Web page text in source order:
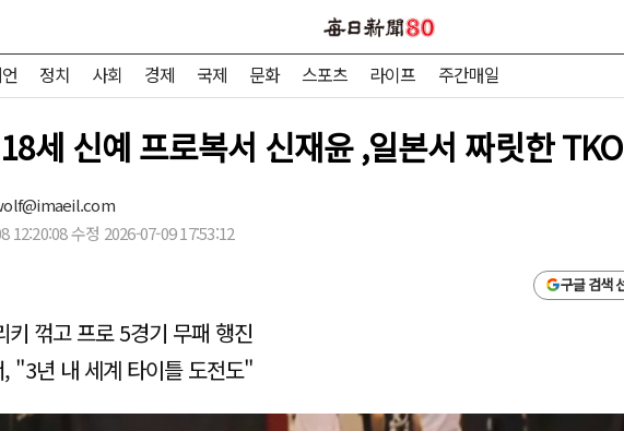
정치 사회 경제 국제 문화 스포츠 라이프 주간매일
세 신예 프로복서 신재윤 ,일본서 짜릿한
12:20:08 수정 2026-07-09 17:53:12
구글 검색
키 꺾고 프로 5경기 무패 행진
"3년 내 세계 타이틀 도전도"